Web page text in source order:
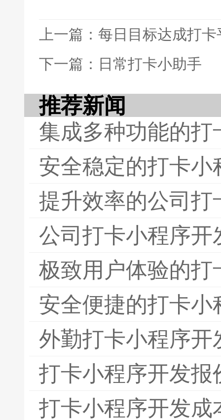
上一篇：每日目标达成打
下一篇：日常打卡小助手
推荐新闻
集成多种功能的
安全稳定的打卡小
提升效率的公司打
公司打卡小程序开
极致用户体验的打
安全便捷的打卡小
外勤打卡小程序开
打卡小程序开发报
打卡小程序开发